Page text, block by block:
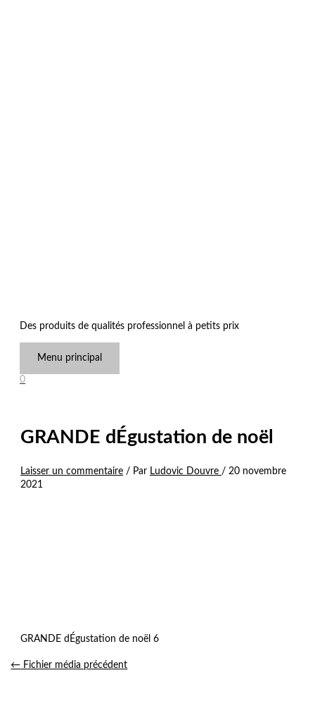
Des produits de qualités professionnel à petits prix
Menu principal
0
GRANDE dÉgustation de noël
Laisser un commentaire / Par Ludovic Douvre / 20 novembre
2021
GRANDE dÉgustation de noël 6
← Fichier média précédent